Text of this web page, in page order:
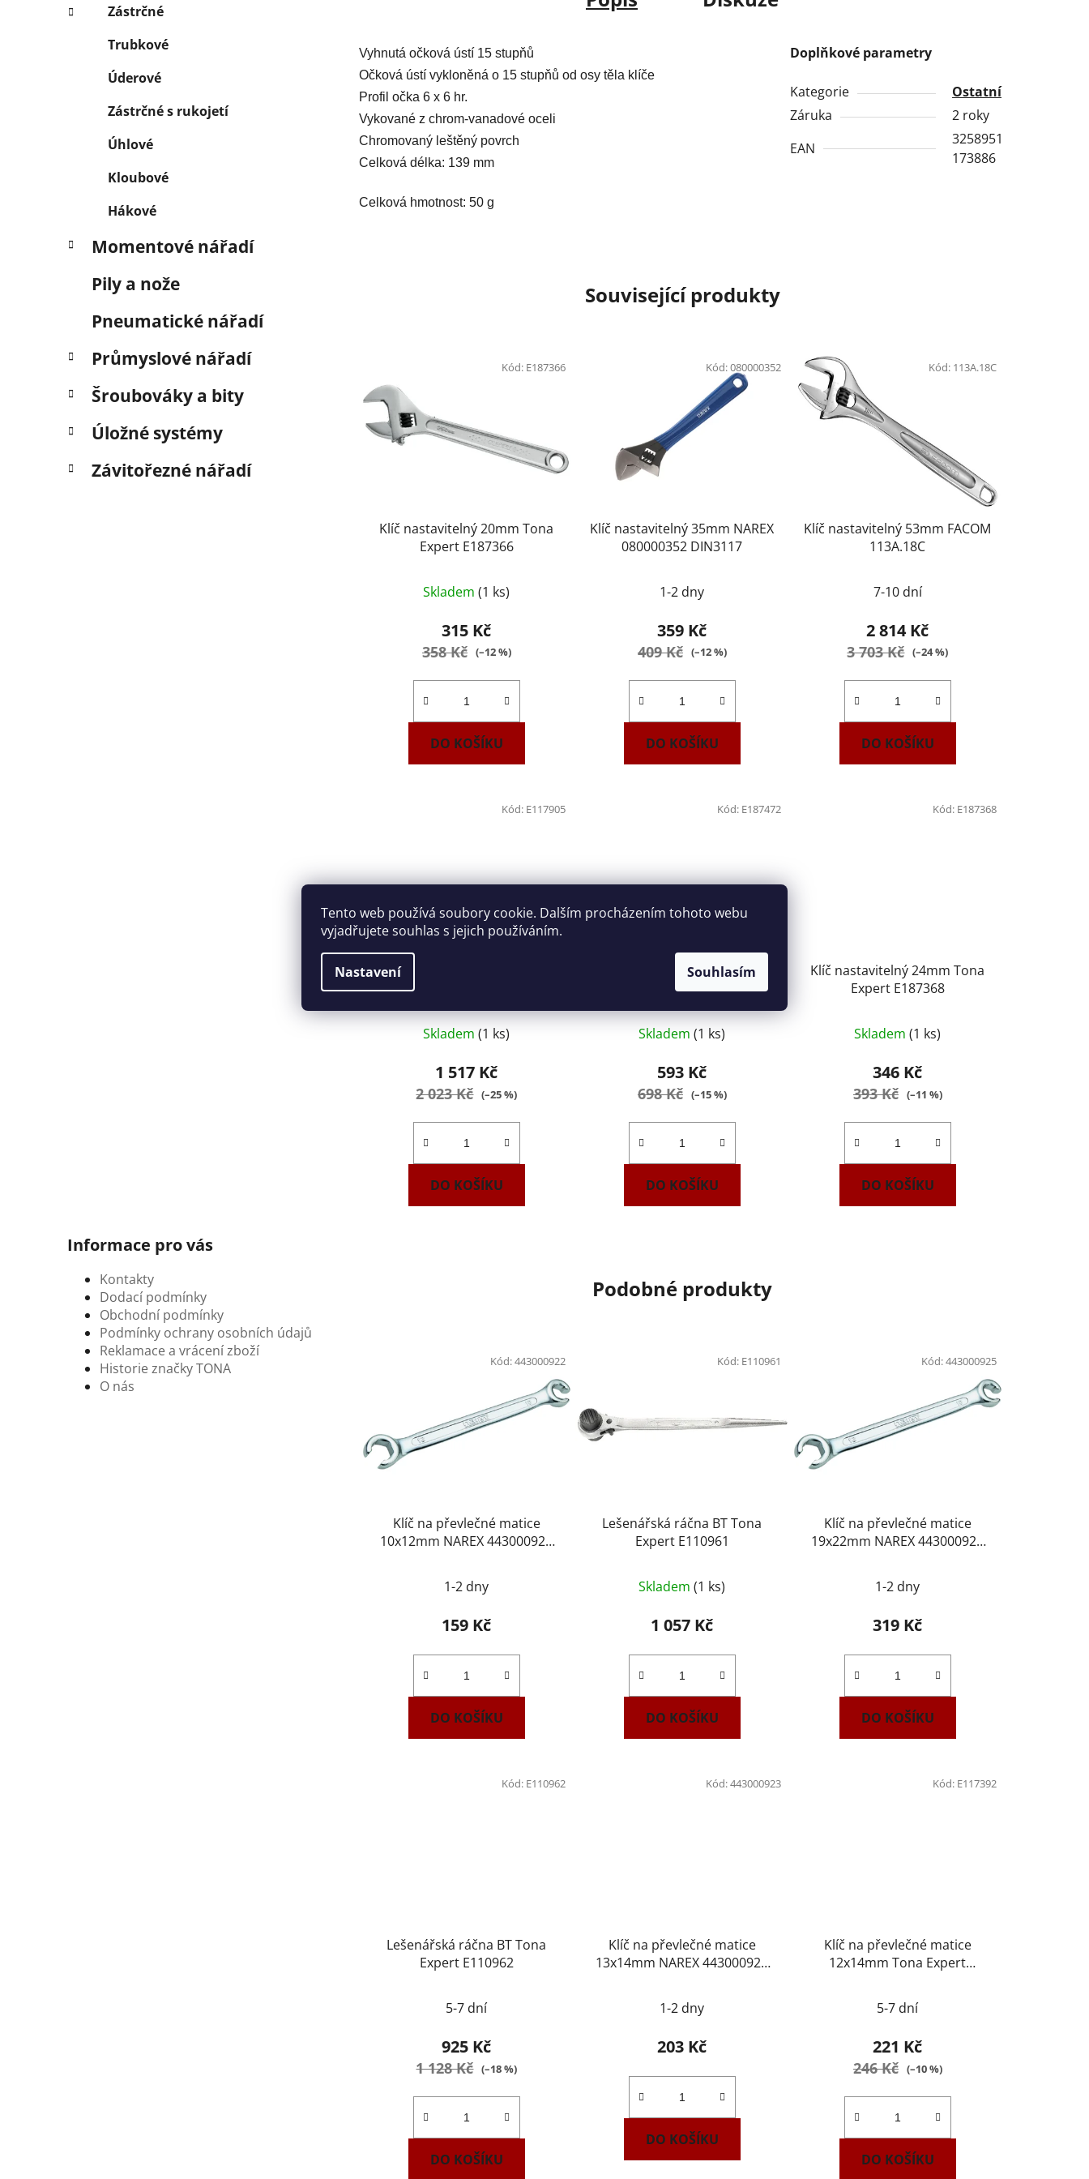
Tento web používá soubory cookie. Dalším procházením tohoto webu
vyjadřujete souhlas s jejich používáním.
Nastavení Souhlasím
Zástrčné
Trubkové
Úderové
Zástrčné s rukojetí
Úhlové
Kloubové
Hákové
Momentové nářadí
Pily a nože
Pneumatické nářadí
Průmyslové nářadí
Šroubováky a bity
Úložné systémy
Závitořezné nářadí
Informace pro vás
Kontakty
Dodací podmínky
Obchodní podmínky
Podmínky ochrany osobních údajů
Reklamace a vrácení zboží
Historie značky TONA
O nás
Vyhnutá očková ústí 15 stupňů
Očková ústí vykloněná o 15 stupňů od osy těla klíče
Profil očka 6 x 6 hr.
Vykované z chrom-vanadové oceli
Chromovaný leštěný povrch
Celková délka: 139 mm
Celková hmotnost: 50 g
Doplňkové parametry
Kategorie
Ostatní
Záruka
2 roky
EAN
3258951
173886
Související produkty
Klíč nastavitelný 20mm Tona
Expert E187366
Skladem(1 ks)
315 Kč
358 Kč (–12 %)
DO KOŠÍKU
Kód: E187366
Klíč nastavitelný 35mm NAREX
080000352 DIN3117
1-2 dny
359 Kč
409 Kč (–12 %)
DO KOŠÍKU
Kód:080000352
Klíč nastavitelný 53mm FACOM
113A.18C
7-10 dní
2 814 Kč
3 703 Kč (–24 %)
DO KOŠÍKU
Kód: 113A.18C
Klíč nastavitelný 55mm Tona
Skladem(1 ks)
1 517 Kč
2 023 Kč (–25 %)
DO KOŠÍKU
Kód: E117905
Klíč nastavitelný 34mm Tona
Expert E187472
Skladem(1 ks)
593 Kč
698 Kč (–15 %)
DO KOŠÍKU
Kód: E187472
Klíč nastavitelný 24mm Tona
Expert E187368
Skladem(1 ks)
346 Kč
393 Kč (–11 %)
DO KOŠÍKU
Kód: E187368
Podobné produkty
Klíč na převlečné matice
10x12mm NAREX 443000922
1-2 dny
159 Kč
DO KOŠÍKU
Kód:443000922
Lešenářská ráčna BT Tona
Expert E110961
Skladem(1 ks)
1 057 Kč
DO KOŠÍKU
Kód: E110961
Klíč na převlečné matice
19x22mm NAREX 443000925
1-2 dny
319 Kč
DO KOŠÍKU
Kód:443000925
Lešenářská ráčna BT Tona
Expert E110962
5-7 dní
925 Kč
1 128 Kč (–18 %)
DO KOŠÍKU
Kód: E110962
Klíč na převlečné matice
13x14mm NAREX 443000923
1-2 dny
203 Kč
DO KOŠÍKU
Kód:443000923
Klíč na převlečné matice
12x14mm Tona Expert
5-7 dní
221 Kč
246 Kč (–10 %)
DO KOŠÍKU
Kód: E117392